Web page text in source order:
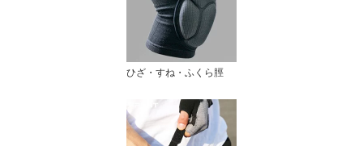
ひざ・すね・ふくら脛